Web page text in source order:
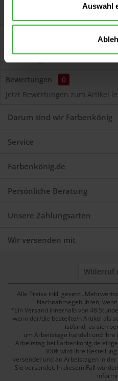
Auswahl
Lackierungen und
Bewertungen
0
Jetzt Bewertungen zum Artikel
Darum sind wir Farbenkönig
Service
Farbenkönig.de
Persönliche Beratung
Unsere Zahlungsarten
Wir versenden mit
Widerruf
Alle Preise inkl. gesetzl.
Nachnahmegebühren,
*Ein Versand innerhalb von 48
wenn der/die bestellte/n Artikel als
ist/sind, es sich
um Arbeitstage handelt und
Arbeitstag bei Farbenkönig.de
300€ wird Ihre
versendet und an Arbeistagen in
Sie versendet. In diesem Fall